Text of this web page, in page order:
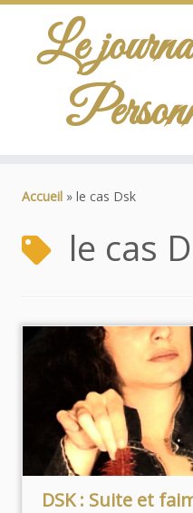
Le
Accueil » le cas Dsk
le cas
DSK : Suite et